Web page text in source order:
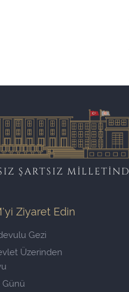
ŞARTSIZ
Ziyaret Edin
Gezi
Üzerinden
Günü